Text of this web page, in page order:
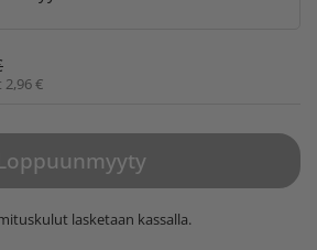
2,96 €
lasketaan kassalla.